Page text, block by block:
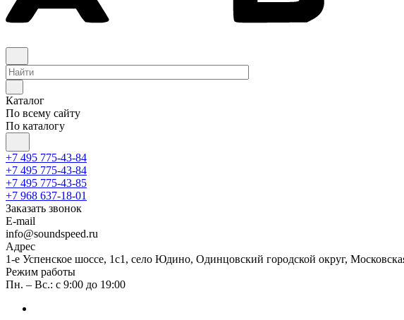
Каталог
По всему сайту
По каталогу
+7 495 775-43-84
+7 495 775-43-84
+7 495 775-43-85
+7 968 637-18-01
Заказать звонок
E-mail
info@soundspeed.ru
Адрес
1-е Успенское шоссе, 1с1, село Юдино, Одинцовский городской округ,
Режим работы
Пн. – Вс.: с 9:00 до 19:00